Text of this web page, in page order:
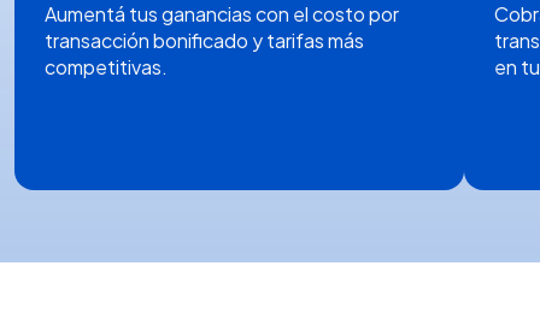
Aumentá tus ganancias con el costo por
transacción bonificado y tarifas más
competitivas.
en